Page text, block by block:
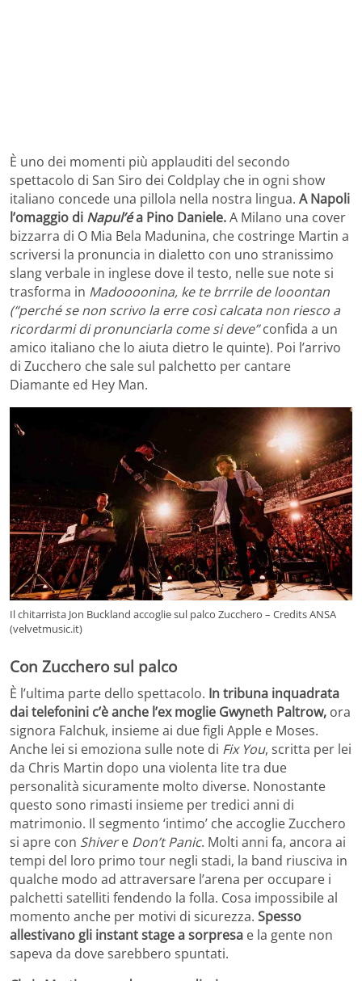
È uno dei momenti più applauditi del secondo
spettacolo di San Siro dei Coldplay che in ogni show
italiano concede una pillola nella nostra lingua. A Napoli
l’omaggio di Napul’éa Pino Daniele.A Milano una cover
bizzarra di O Mia Bela Madunina, che costringe Martin a
scriversi la pronuncia in dialetto con uno stranissimo
slang verbale in inglese dove il testo, nelle sue note si
trasforma in Madoooonina, ke te brrrile de looontan
(“perché se non scrivo la erre così calcata non riesco a
ricordarmi di pronunciarla come si deve”confida a un
amico italiano che lo aiuta dietro le quinte). Poi l’arrivo
di Zucchero che sale sul palchetto per cantare
Diamante ed Hey Man.
Il chitarrista Jon Buckland accoglie sul palco Zucchero – Credits ANSA
(velvetmusic.it)
Con Zucchero sul palco
È l’ultima parte dello spettacolo. In tribuna inquadrata
dai telefonini c’è anche l’ex moglie Gwyneth Paltrow, ora
signora Falchuk, insieme ai due figli Apple e Moses.
Anche lei si emoziona sulle note di Fix You, scritta per lei
da Chris Martin dopo una violenta lite tra due
personalità sicuramente molto diverse. Nonostante
questo sono rimasti insieme per tredici anni di
matrimonio. Il segmento ‘intimo’ che accoglie Zucchero
si apre con Shivere Don’t Panic. Molti anni fa, ancora ai
tempi del loro primo tour negli stadi, la band riusciva in
qualche modo ad attraversare l’arena per occupare i
palchetti satelliti fendendo la folla. Cosa impossibile al
momento anche per motivi di sicurezza. Spesso
allestivano gli instant stage a sorpresa e la gente non
sapeva da dove sarebbero spuntati.